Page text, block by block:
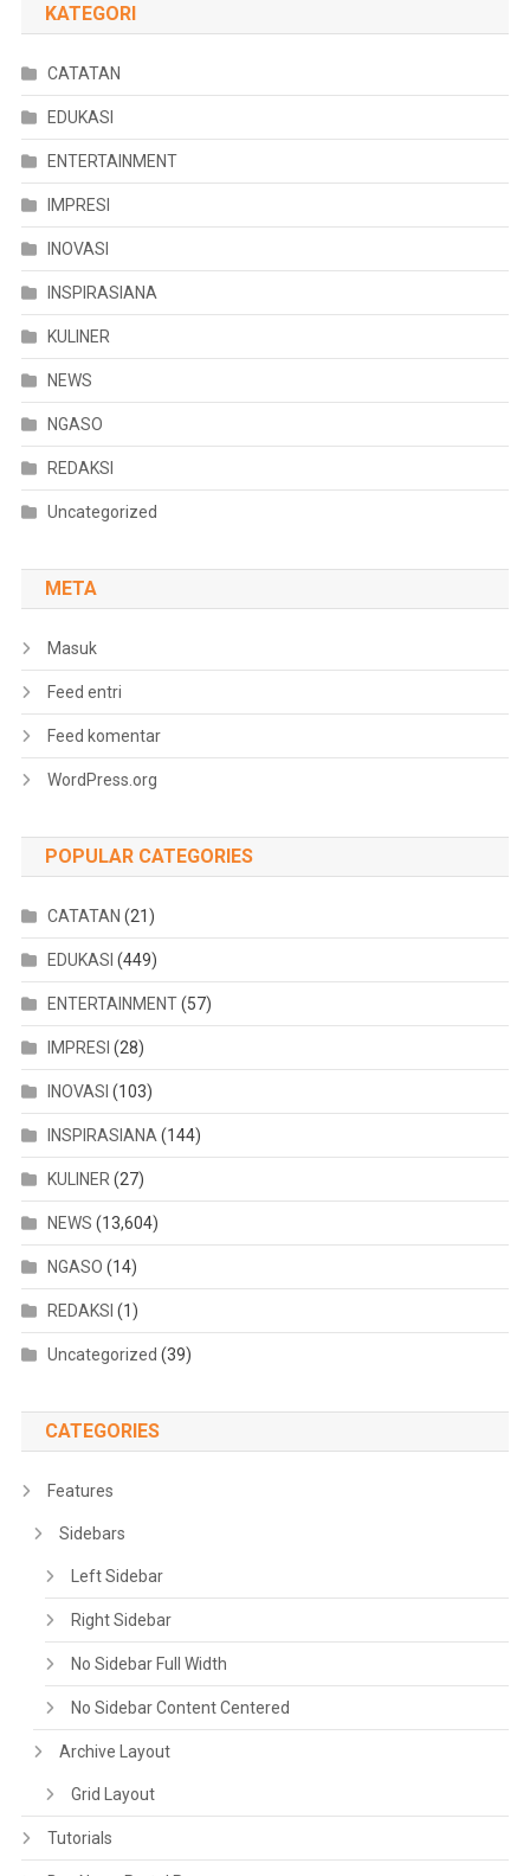
KATEGORI
CATATAN
EDUKASI
ENTERTAINMENT
IMPRESI
INOVASI
INSPIRASIANA
KULINER
NEWS
NGASO
REDAKSI
Uncategorized
META
Masuk
Feed entri
Feed komentar
WordPress.org
POPULAR CATEGORIES
CATATAN (21)
EDUKASI (449)
ENTERTAINMENT(57)
IMPRESI (28)
INOVASI (103)
INSPIRASIANA (144)
KULINER (27)
NEWS (13,604)
NGASO (14)
REDAKSI (1)
Uncategorized (39)
CATEGORIES
Features
Sidebars
Left Sidebar
Right Sidebar
No Sidebar Full Width
No Sidebar Content Centered
Archive Layout
Grid Layout
Tutorials